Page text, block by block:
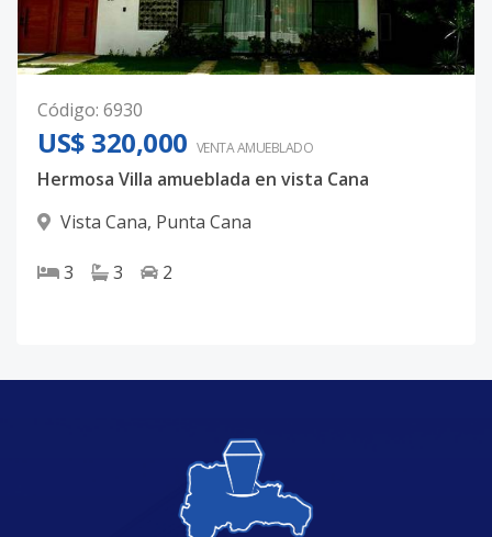
Código: 6930
US$ 320,000 VENTA AMUEBLADO
Hermosa Villa amueblada en vista Cana
Vista Cana, Punta Cana
3 3 2